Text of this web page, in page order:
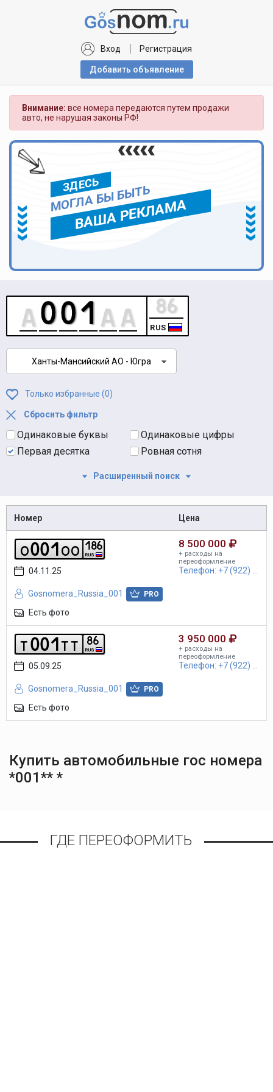
Вход Регистрация
Добавить объявлениe
Внимание: все номера передаются путем продажи
авто, не нарушая законы РФ!
ЗДЕСЬ
МОГЛА БЫ БЫТЬ
ВАША РЕКЛАМА
RUS
Ханты-Мансийский АО - Югра
Только избранные (0)
Сбросить фильтр
Одинаковые буквы
Одинаковые цифры
Первая десятка
Ровная сотня
Расширенный поиск
Номер Цена
o001oo RUS
186
04.11.25
Gosnomera_Russia_001 PRO
Есть фото
8 500 000
+ расходы на
переоформление
Телефон: +7 (922) ...
t001tt RUS
86
05.09.25
Gosnomera_Russia_001 PRO
Есть фото
3 950 000
+ расходы на
переоформление
Телефон: +7 (922) ...
Купить автомобильные гос номера
*001** *
ГДЕ ПЕРЕОФОРМИТЬ